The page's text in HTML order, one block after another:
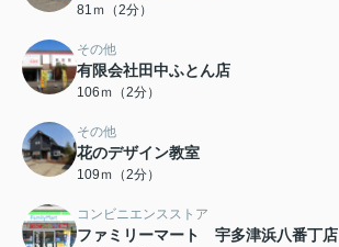
81ｍ（2分）
その他
有限会社田中ふとん店
106ｍ（2分）
その他
花のデザイン教室
109ｍ（2分）
コンビニエンスストア
ファミリーマート 宇多津浜八番丁店